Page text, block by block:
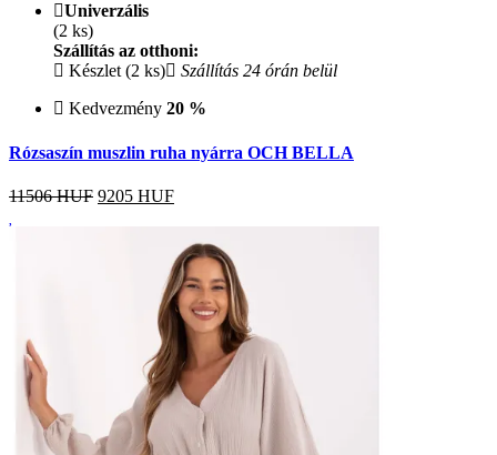
Univerzális
(2 ks)
Szállítás az otthoni:
Készlet (2 ks)
Szállítás 24 órán belül
Kedvezmény 20 %
Rózsaszín muszlin ruha nyárra OCH BELLA
11506 HUF 9205 HUF